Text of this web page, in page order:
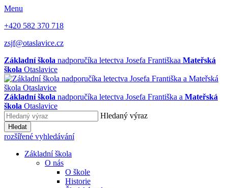
Menu
+420 582 370 718
zsjf@otaslavice.cz
Základní škola nadporučíka letectva Josefa Františkaa Mateřská
škola Otaslavice
Základní škola nadporučíka letectva Josefa Františka a Mateřská
škola Otaslavice
Hledaný výraz
Hledat
rozšířené vyhledávání
Základní škola
O nás
O škole
Historie